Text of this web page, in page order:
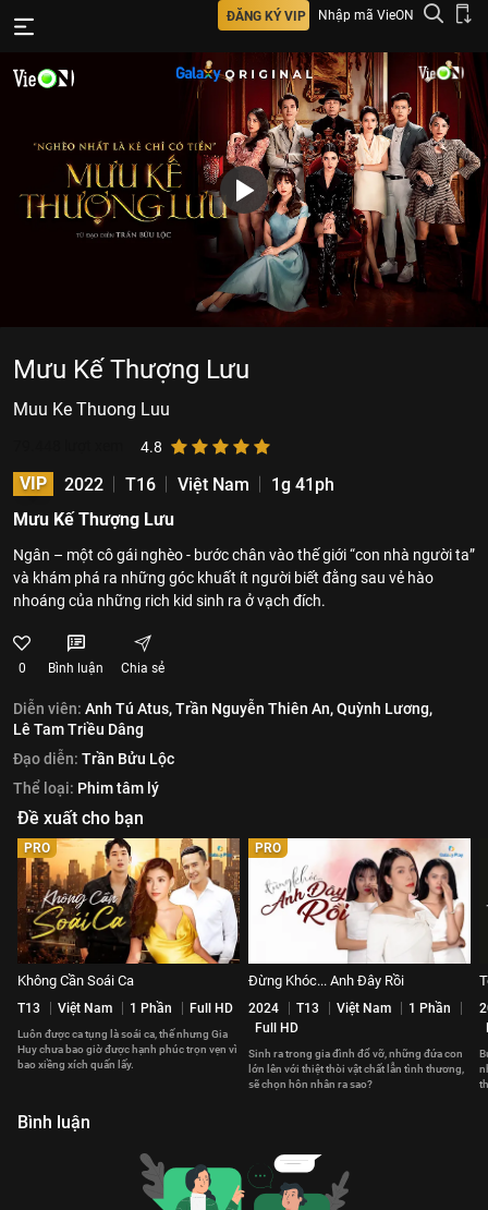
ĐĂNG KÝ VIP Nhập mã VieON
Mưu Kế Thượng Lưu
Muu Ke Thuong Luu
4.8
VIP 2022 T16 Việt Nam
1g 41ph
Mưu Kế Thượng Lưu
Ngân – một cô gái nghèo - bước chân vào thế giới “con nhà người ta”
và khám phá ra những góc khuất ít người biết đằng sau vẻ hào
nhoáng của những rich kid sinh ra ở vạch đích.
0 Bình luận Chia sẻ
Diễn viên: Anh Tú Atus,Trần Nguyễn Thiên An,Quỳnh Lương,
Lê Tam Triều Dâng
Đạo diễn: Trần Bửu Lộc
Thể loại: Phim tâm lý
Đề xuất cho bạn
PRO
Không Cần Soái Ca
T13 Việt Nam 1 Phần Full HD
Luôn được ca tụng là soái ca, thế nhưng Gia
Huy chưa bao giờ được hạnh phúc trọn vẹn vì
bao xiềng xích quấn lấy.
PRO
Đừng Khóc... Anh Đây Rồi
2024 T13 Việt Nam
1 Phần
Full HD
Sinh ra trong gia đình đổ vỡ, những đứa con
lớn lên với thiệt thòi vật chất lẫn tình thương,
sẽ chọn hôn nhân ra sao?
Bình luận